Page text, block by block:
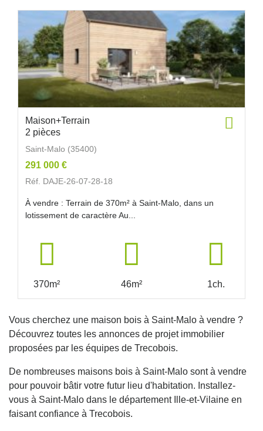
Maison+Terrain
2 pièces
Saint-Malo (35400)
291 000 €
Réf. DAJE-26-07-28-18
À vendre : Terrain de 370m² à Saint-Malo, dans un
lotissement de caractère Au...
370m² 46m² 1ch.
Vous cherchez une maison bois à Saint-Malo à vendre ?
Découvrez toutes les annonces de projet immobilier
proposées par les équipes de Trecobois.
De nombreuses maisons bois à Saint-Malo sont à vendre
pour pouvoir bâtir votre futur lieu d'habitation. Installez-
vous à Saint-Malo dans le département Ille-et-Vilaine en
faisant confiance à Trecobois.